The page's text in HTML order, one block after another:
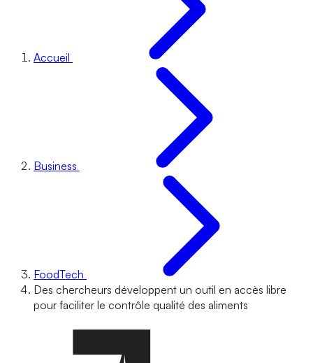
Accueil
Business
FoodTech
Des chercheurs développent un outil en accès libre
pour faciliter le contrôle qualité des aliments